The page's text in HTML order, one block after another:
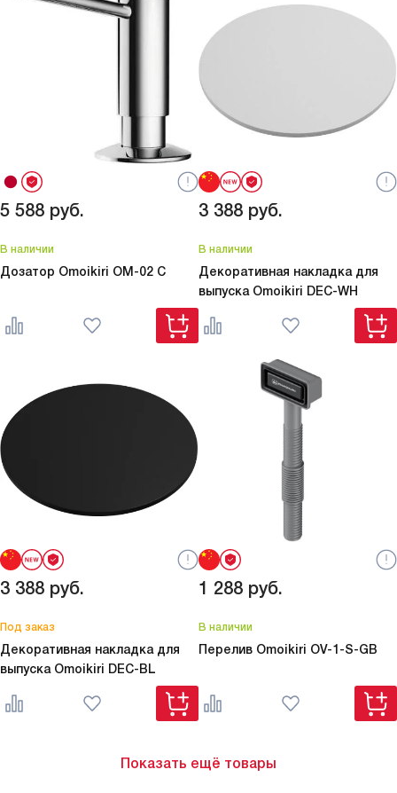
5 588 руб.
В наличии
Дозатор Omoikiri OM-02 C
3 388 руб.
В наличии
Декоративная накладка для
выпуска Omoikiri DEC-WH
3 388 руб.
Под заказ
Декоративная накладка для
выпуска Omoikiri DEC-BL
1 288 руб.
В наличии
Перелив Omoikiri OV-1-S-GB
Показать ещё товары